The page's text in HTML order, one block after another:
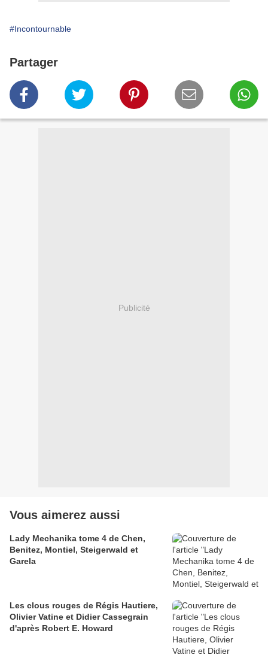
#Incontournable
Partager
Publicité
Vous aimerez aussi
Lady Mechanika tome 4 de Chen,
Benitez, Montiel, Steigerwald et
Garela
Les clous rouges de Régis Hautiere,
Olivier Vatine et Didier Cassegrain
d'après Robert E. Howard